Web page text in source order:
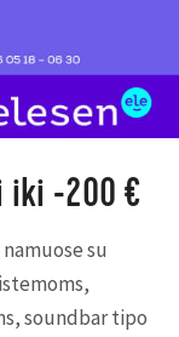
iki -200 €
su
soundbar tipo